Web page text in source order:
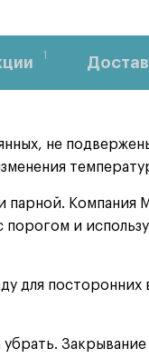
1
не
Компания
и
для посторонних